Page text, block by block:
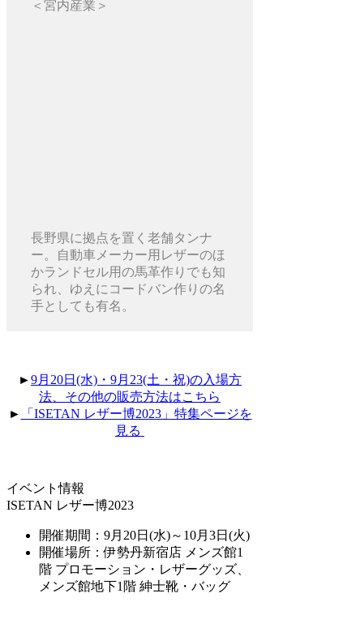
＜宮内産業＞
長野県に拠点を置く老舗タンナ
ー。自動車メーカー用レザーのほ
かランドセル用の馬革作りでも知
られ、ゆえにコードバン作りの名
手としても有名。
►9月20日(水)・9月23(土・祝)の入場方
法、その他の販売方法はこちら
►
「ISETAN レザー博2023」特集ページを
見る
イベント情報
ISETAN レザー博2023
開催期間：9月20日(水)～10月3日(火)
開催場所：伊勢丹新宿店 メンズ館1
階 プロモーション・レザーグッズ、
メンズ館地下1階 紳士靴・バッグ